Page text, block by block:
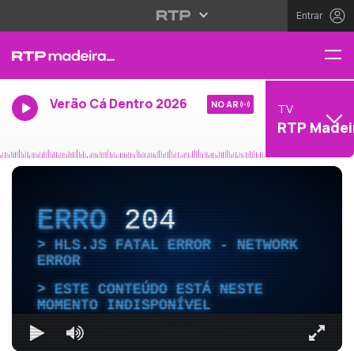
Entrar
Verão Cá Dentro 2026 NO AR TV
RTP
ERRO204
HLS.JS FATAL ERROR - NETWORK
ERROR
ESTE CONTEÚDO ESTÁ NESTE
MOMENTO INDISPONÍVEL